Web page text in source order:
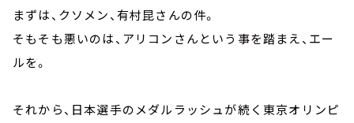
まずは、クソメン、有村昆さんの件。
そもそも悪いのは、アリコンさんという事を踏まえ、エー
ルを。
それから、日本選手のメダルラッシュが続く東京オリンピ